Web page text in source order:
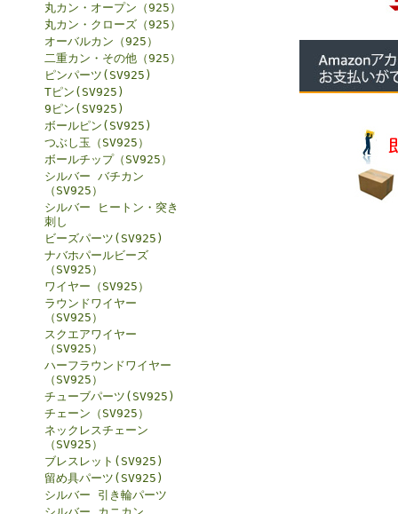
丸カン・オープン（925）
丸カン・クローズ（925）
オーバルカン（925）
二重カン・その他（925）
ピンパーツ(SV925)
Tピン(SV925)
9ピン(SV925)
ボールピン(SV925)
つぶし玉（SV925）
ボールチップ（SV925）
シルバー バチカン
（SV925）
シルバー ヒートン・突き
刺し
ビーズパーツ(SV925)
ナバホパールビーズ
（SV925）
ワイヤー（SV925）
ラウンドワイヤー
（SV925）
スクエアワイヤー
（SV925）
ハーフラウンドワイヤー
（SV925）
チューブパーツ(SV925)
チェーン（SV925）
ネックレスチェーン
（SV925）
ブレスレット(SV925)
留め具パーツ(SV925)
シルバー 引き輪パーツ